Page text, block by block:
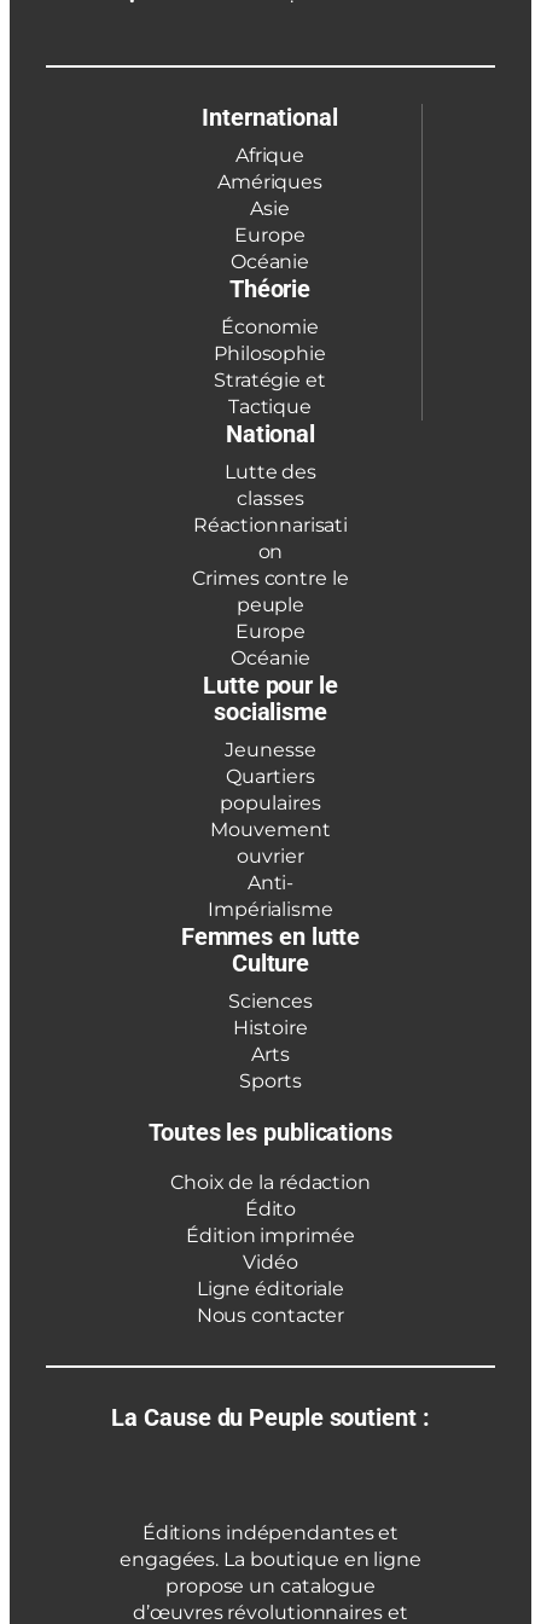
International
Afrique
Amériques
Asie
Europe
Océanie
Théorie
Économie
Philosophie
Stratégie et
Tactique
National
Lutte des
classes
Réactionnarisati
on
Crimes contre le
peuple
Europe
Océanie
Lutte pour le
socialisme
Jeunesse
Quartiers
populaires
Mouvement
ouvrier
Anti-
Impérialisme
Femmes en lutte
Culture
Sciences
Histoire
Arts
Sports
Toutes les publications
Choix de la rédaction
Édito
Édition imprimée
Vidéo
Ligne éditoriale
Nous contacter
La Cause du Peuple soutient :
Éditions indépendantes et
engagées. La boutique en ligne
propose un catalogue
d’œuvres révolutionnaires et